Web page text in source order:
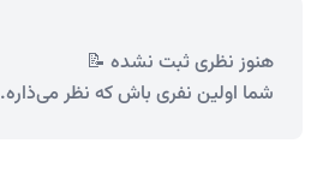
هنوز نظری ثبت نشده 📝
شما اولین نفری باش که نظر می‌ذاره.